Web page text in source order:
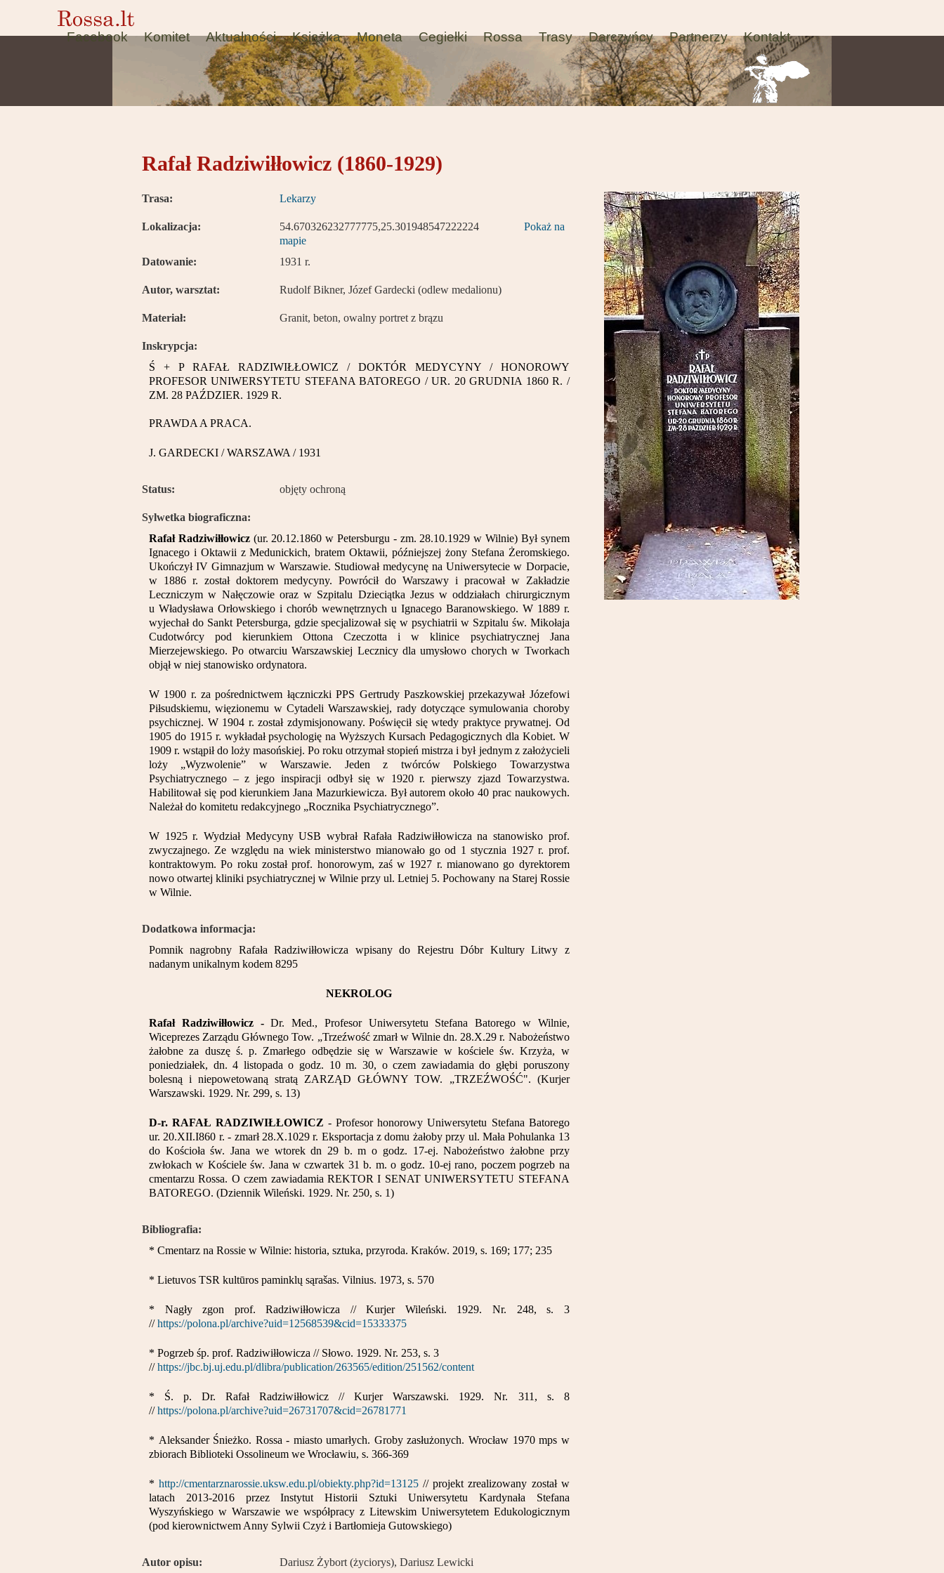
Facebook Komitet Aktualności Książka Moneta Cegiełki Rossa Trasy Darczyńcy Partnerzy Kontakt
Rafał Radziwiłłowicz (1860-1929)
Trasa: Lekarzy
Lokalizacja: 54.670326232777775,25.301948547222224
Pokaż na
mapie
Datowanie:
1931 r.
Autor, warsztat: Rudolf Bikner, Józef Gardecki (odlew medalionu)
Materiał: Granit, beton, owalny portret z brązu
Inskrypcja:
Ś + P RAFAŁ RADZIWIŁŁOWICZ / DOKTÓR MEDYCYNY / HONOROWY
PROFESOR UNIWERSYTETU STEFANA BATOREGO / UR. 20 GRUDNIA 1860 R. /
ZM. 28 PAŹDZIER. 1929 R.
PRAWDA A PRACA.
J. GARDECKI / WARSZAWA / 1931
Status: objęty ochroną
Sylwetka biograficzna:
Rafał Radziwiłłowicz(ur. 20.12.1860 w Petersburgu - zm. 28.10.1929 w Wilnie) Był synem
Ignacego i Oktawii z Medunickich, bratem Oktawii, późniejszej żony Stefana Żeromskiego.
Ukończył IV Gimnazjum w Warszawie. Studiował medycynę na Uniwersytecie w Dorpacie,
w 1886 r. został doktorem medycyny. Powrócił do Warszawy i pracował w Zakładzie
Leczniczym w Nałęczowie oraz w Szpitalu Dzieciątka Jezus w oddziałach chirurgicznym
u Władysława Orłowskiego i chorób wewnętrznych u Ignacego Baranowskiego. W 1889 r.
wyjechał do Sankt Petersburga, gdzie specjalizował się w psychiatrii w Szpitalu św. Mikołaja
Cudotwórcy pod kierunkiem Ottona Czeczotta i w klinice psychiatrycznej Jana
Mierzejewskiego. Po otwarciu Warszawskiej Lecznicy dla umysłowo chorych w Tworkach
objął w niej stanowisko ordynatora.
W 1900 r. za pośrednictwem łączniczki PPS Gertrudy Paszkowskiej przekazywał Józefowi
Piłsudskiemu, więzionemu w Cytadeli Warszawskiej, rady dotyczące symulowania choroby
psychicznej. W 1904 r. został zdymisjonowany. Poświęcił się wtedy praktyce prywatnej. Od
1905 do 1915 r. wykładał psychologię na Wyższych Kursach Pedagogicznych dla Kobiet. W
1909 r. wstąpił do loży masońskiej. Po roku otrzymał stopień mistrza i był jednym z założycieli
loży „Wyzwolenie” w Warszawie. Jeden z twórców Polskiego Towarzystwa
Psychiatrycznego – z jego inspiracji odbył się w 1920 r. pierwszy zjazd Towarzystwa.
Habilitował się pod kierunkiem Jana Mazurkiewicza. Był autorem około 40 prac naukowych.
Należał do komitetu redakcyjnego „Rocznika Psychiatrycznego”.
W 1925 r. Wydział Medycyny USB wybrał Rafała Radziwiłłowicza na stanowisko prof.
zwyczajnego. Ze względu na wiek ministerstwo mianowało go od 1 stycznia 1927 r. prof.
kontraktowym. Po roku został prof. honorowym, zaś w 1927 r. mianowano go dyrektorem
nowo otwartej kliniki psychiatrycznej w Wilnie przy ul. Letniej 5. Pochowany na Starej Rossie
w Wilnie.
Dodatkowa informacja:
Pomnik nagrobny Rafała Radziwiłłowicza wpisany do Rejestru Dóbr Kultury Litwy z
nadanym unikalnym kodem 8295
NEKROLOG
Rafał Radziwiłłowicz -Dr. Med., Profesor Uniwersytetu Stefana Batorego w Wilnie,
Wiceprezes Zarządu Głównego Tow. „Trzeźwość zmarł w Wilnie dn. 28.X.29 r. Nabożeństwo
żałobne za duszę ś. p. Zmarłego odbędzie się w Warszawie w kościele św. Krzyża, w
poniedziałek, dn. 4 listopada o godz. 10 m. 30, o czem zawiadamia do głębi poruszony
bolesną i niepowetowaną stratą ZARZĄD GŁÓWNY TOW. „TRZEŹWOŚĆ". (Kurjer
Warszawski. 1929. Nr. 299, s. 13)
D-r. RAFAŁ RADZIWIŁŁOWICZ - Profesor honorowy Uniwersytetu Stefana Batorego
ur. 20.XII.I860 r. - zmarł 28.X.1029 r. Eksportacja z domu żałoby przy ul. Mała Pohulanka 13
do Kościoła św. Jana we wtorek dn 29 b. m o godz. 17-ej. Nabożeństwo żałobne przy
zwłokach w Kościele św. Jana w czwartek 31 b. m. o godz. 10-ej rano, poczem pogrzeb na
cmentarzu Rossa. O czem zawiadamia REKTOR I SENAT UNIWERSYTETU STEFANA
BATOREGO. (Dziennik Wileński. 1929. Nr. 250, s. 1)
Bibliografia:
* Cmentarz na Rossie w Wilnie: historia, sztuka, przyroda. Kraków. 2019, s. 169; 177; 235
* Lietuvos TSR kultūros paminklų sąrašas. Vilnius. 1973, s. 570
* Nagły zgon prof. Radziwiłłowicza // Kurjer Wileński. 1929. Nr. 248, s. 3
//https://polona.pl/archive?uid=12568539&cid=15333375
* Pogrzeb śp. prof. Radziwiłłowicza // Słowo. 1929. Nr. 253, s. 3
//https://jbc.bj.uj.edu.pl/dlibra/publication/263565/edition/251562/content
* Ś. p. Dr. Rafał Radziwiłłowicz // Kurjer Warszawski. 1929. Nr. 311, s. 8
//https://polona.pl/archive?uid=26731707&cid=26781771
* Aleksander Śnieżko. Rossa - miasto umarłych. Groby zasłużonych. Wrocław 1970 mps w
zbiorach Biblioteki Ossolineum we Wrocławiu, s. 366-369
*http://cmentarznarossie.uksw.edu.pl/obiekty.php?id=13125 // projekt zrealizowany został w
latach 2013-2016 przez Instytut Historii Sztuki Uniwersytetu Kardynała Stefana
Wyszyńskiego w Warszawie we współpracy z Litewskim Uniwersytetem Edukologicznym
(pod kierownictwem Anny Sylwii Czyż i Bartłomieja Gutowskiego)
Autor opisu: Dariusz Żybort (życiorys), Dariusz Lewicki